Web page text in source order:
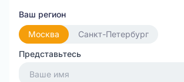
Ваш регион
Москва
Санкт-Петербург
Представьтесь